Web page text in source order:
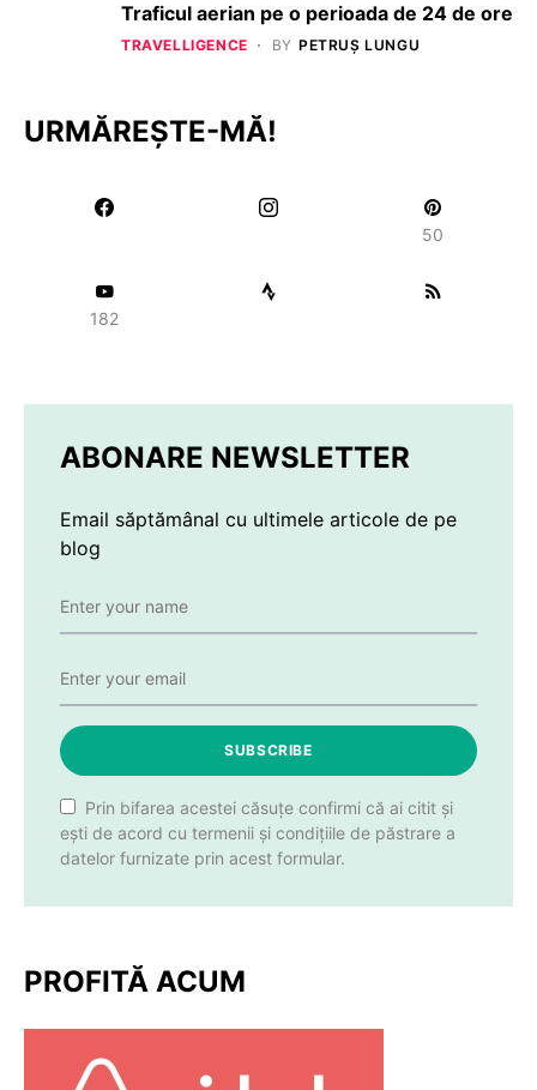
Traficul aerian pe o perioada de 24 de ore
TRAVELLIGENCE BY PETRUȘ LUNGU
URMĂREȘTE-MĂ!
50
182
ABONARE NEWSLETTER
Email săptămânal cu ultimele articole de pe
blog
SUBSCRIBE
Prin bifarea acestei căsuțe confirmi că ai citit și
ești de acord cu termenii și condițiile de păstrare a
datelor furnizate prin acest formular.
PROFITĂ ACUM